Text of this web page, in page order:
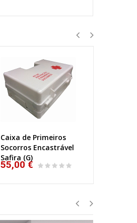
Caixa de Primeiros
Socorros Encastrável
Safira (G)
55,00 €